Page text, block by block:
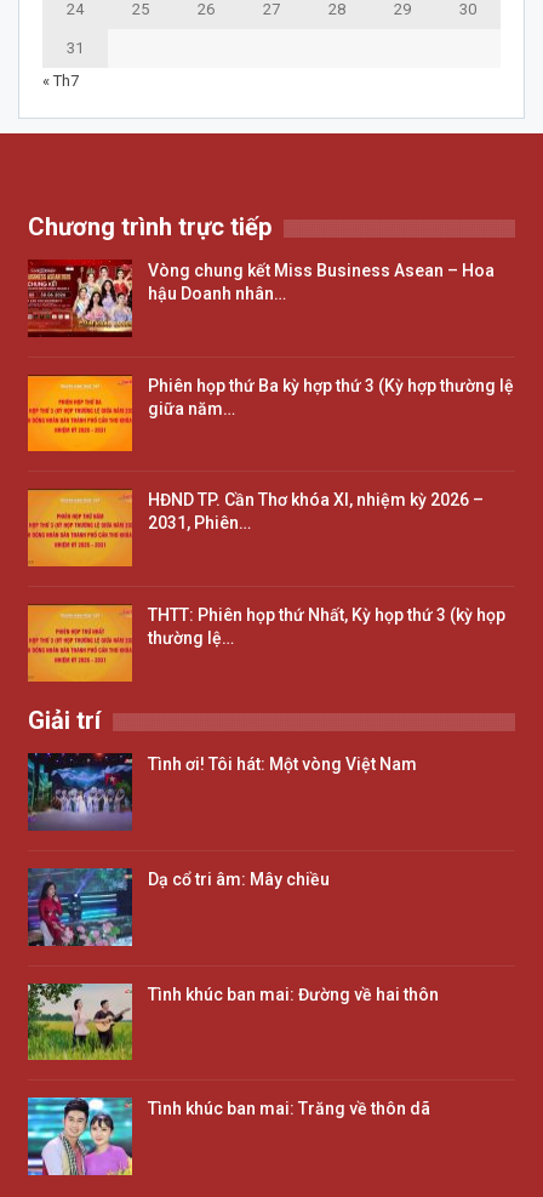
24 25 26 27 28 29 30
31
« Th7
Chương trình trực tiếp
Vòng chung kết Miss Business Asean – Hoa
hậu Doanh nhân…
Phiên họp thứ Ba kỳ hợp thứ 3 (Kỳ hợp thường lệ
giữa năm…
HĐND TP. Cần Thơ khóa XI, nhiệm kỳ 2026 –
2031, Phiên…
THTT: Phiên họp thứ Nhất, Kỳ họp thứ 3 (kỳ họp
thường lệ…
Giải trí
Tình ơi! Tôi hát: Một vòng Việt Nam
Dạ cổ tri âm: Mây chiều
Tình khúc ban mai: Đường về hai thôn
Tình khúc ban mai: Trăng về thôn dã